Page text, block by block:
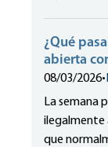
¿Qué
abierta
08/03/2026•
La semana
ilegalmente
que